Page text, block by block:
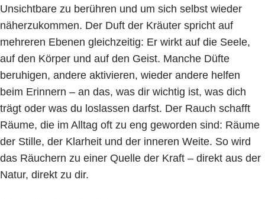
Unsichtbare zu berühren und um sich selbst wieder
näherzukommen. Der Duft der Kräuter spricht auf
mehreren Ebenen gleichzeitig: Er wirkt auf die Seele,
auf den Körper und auf den Geist. Manche Düfte
beruhigen, andere aktivieren, wieder andere helfen
beim Erinnern – an das, was dir wichtig ist, was dich
trägt oder was du loslassen darfst. Der Rauch schafft
Räume, die im Alltag oft zu eng geworden sind: Räume
der Stille, der Klarheit und der inneren Weite. So wird
das Räuchern zu einer Quelle der Kraft – direkt aus der
Natur, direkt zu dir.